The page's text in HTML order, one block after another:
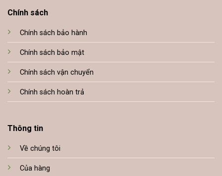
Chính sách
Chính sách bảo hành
Chính sách bảo mật
Chính sách vận chuyển
Chính sách hoàn trả
Thông tin
Về chúng tôi
Của hàng